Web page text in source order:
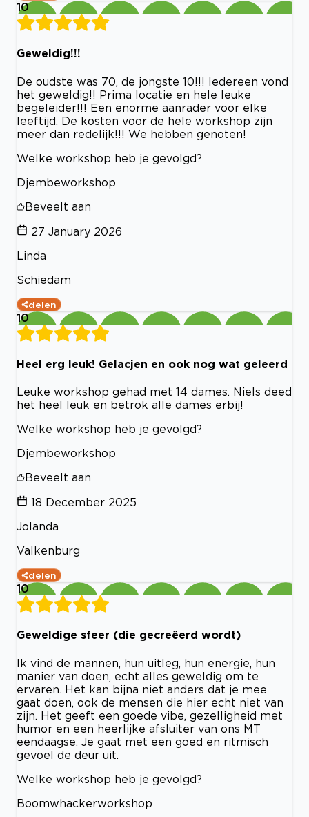
10
Geweldig!!!
De oudste was 70, de jongste 10!!! Iedereen vond
het geweldig!! Prima locatie en hele leuke
begeleider!!! Een enorme aanrader voor elke
leeftijd. De kosten voor de hele workshop zijn
meer dan redelijk!!! We hebben genoten!
Welke workshop heb je gevolgd?
Djembeworkshop
Beveelt aan
27 January 2026
Linda
Schiedam
delen
10
Heel erg leuk! Gelacjen en ook nog wat geleerd
Leuke workshop gehad met 14 dames. Niels deed
het heel leuk en betrok alle dames erbij!
Welke workshop heb je gevolgd?
Djembeworkshop
Beveelt aan
18 December 2025
Jolanda
Valkenburg
delen
10
Geweldige sfeer (die gecreëerd wordt)
Ik vind de mannen, hun uitleg, hun energie, hun
manier van doen, echt alles geweldig om te
ervaren. Het kan bijna niet anders dat je mee
gaat doen, ook de mensen die hier echt niet van
zijn. Het geeft een goede vibe, gezelligheid met
humor en een heerlijke afsluiter van ons MT
eendaagse. Je gaat met een goed en ritmisch
gevoel de deur uit.
Welke workshop heb je gevolgd?
Boomwhackerworkshop